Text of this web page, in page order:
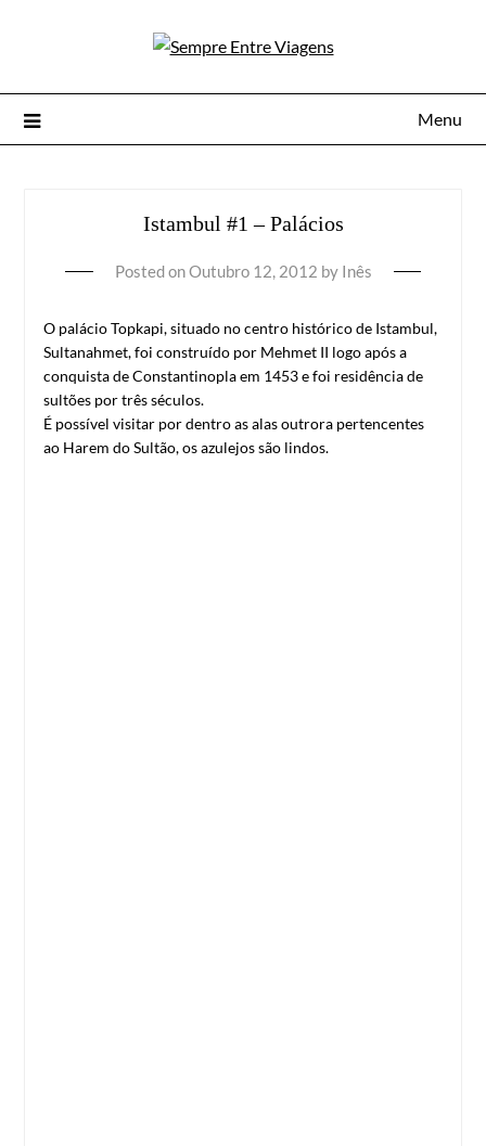
Menu
Istambul #1 – Palácios
Posted onOutubro 12, 2012 by Inês
O palácio Topkapi, situado no centro histórico de Istambul,
Sultanahmet, foi construído por Mehmet II logo após a
conquista de Constantinopla em 1453 e foi residência de
sultões por três séculos.
É possível visitar por dentro as alas outrora pertencentes
ao Harem do Sultão, os azulejos são lindos.